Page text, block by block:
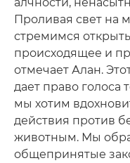
Проливая свет на
стремимся
происходящее и
отмечает Алан.
дает право голоса
мы хотим
действия против
животным. Мы
общепринятые